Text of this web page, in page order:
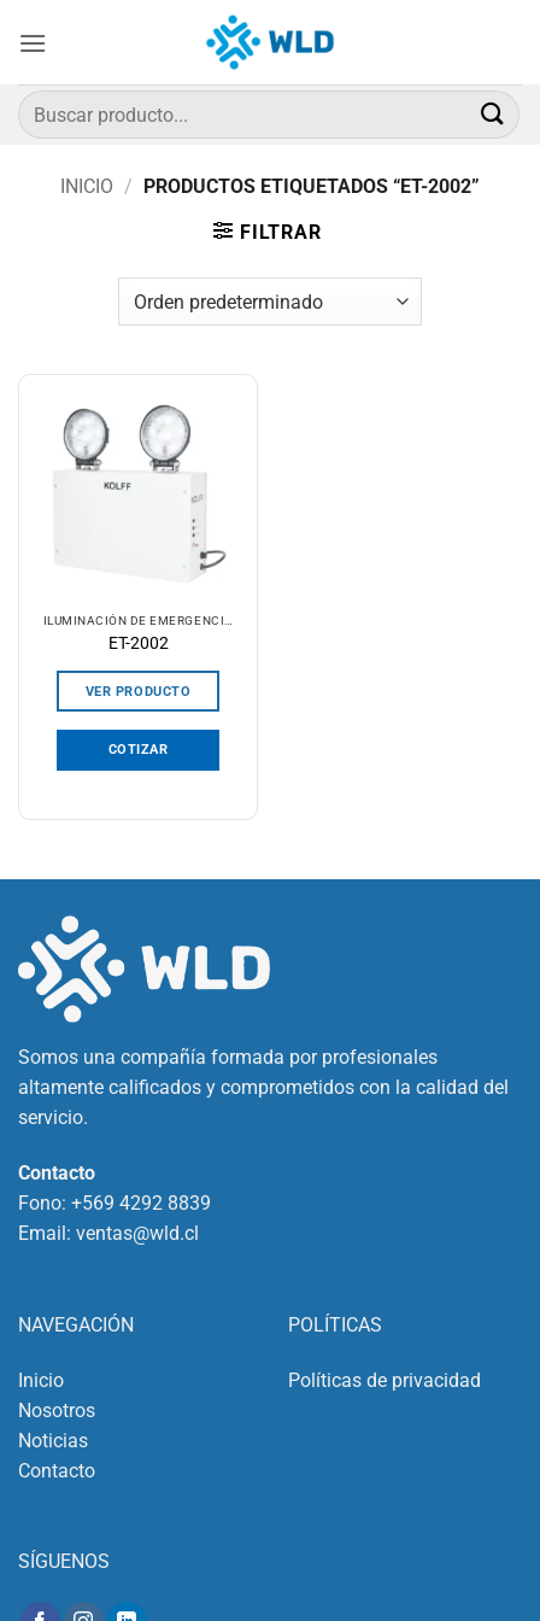
Buscar
por:
INICIO / PRODUCTOS ETIQUETADOS “ET-2002”
FILTRAR
ET-2002
VER PRODUCTO
COTIZAR
Somos una compañía formada por profesionales
altamente calificados y comprometidos con la calidad del
servicio.
Contacto
Fono: +569 4292 8839
Email: ventas@wld.cl
NAVEGACIÓN
Inicio
Nosotros
Noticias
Contacto
POLÍTICAS
Políticas de privacidad
SÍGUENOS